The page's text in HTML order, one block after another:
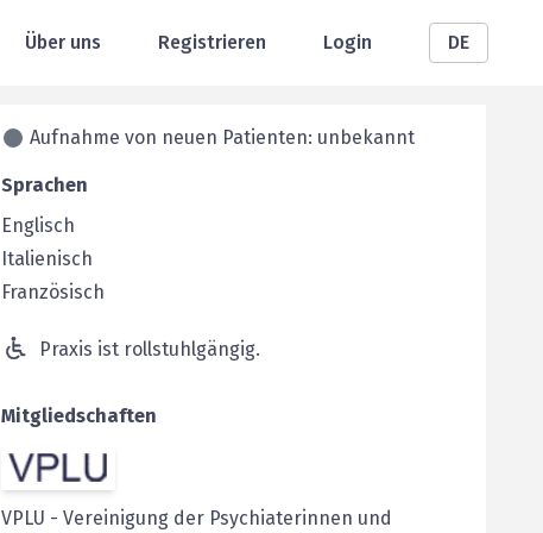
Über uns Registrieren Login DE
Aufnahme von neuen Patienten: unbekannt
Sprachen
Englisch
Italienisch
Französisch
Praxis ist rollstuhlgängig.
Mitgliedschaften
VPLU - Vereinigung der Psychiaterinnen und